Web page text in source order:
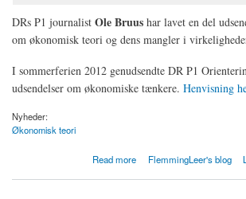
DRs P1 journalist Ole Bruus har lavet en del
om økonomisk teori og dens mangler i
I sommerferien 2012 genudsendte DR P1
udsendelser om økonomiske tænkere. Henvisning
Nyheder:
Økonomisk teori
Read more
about Økonomisk teori for dummies FlemmingLeer's blog